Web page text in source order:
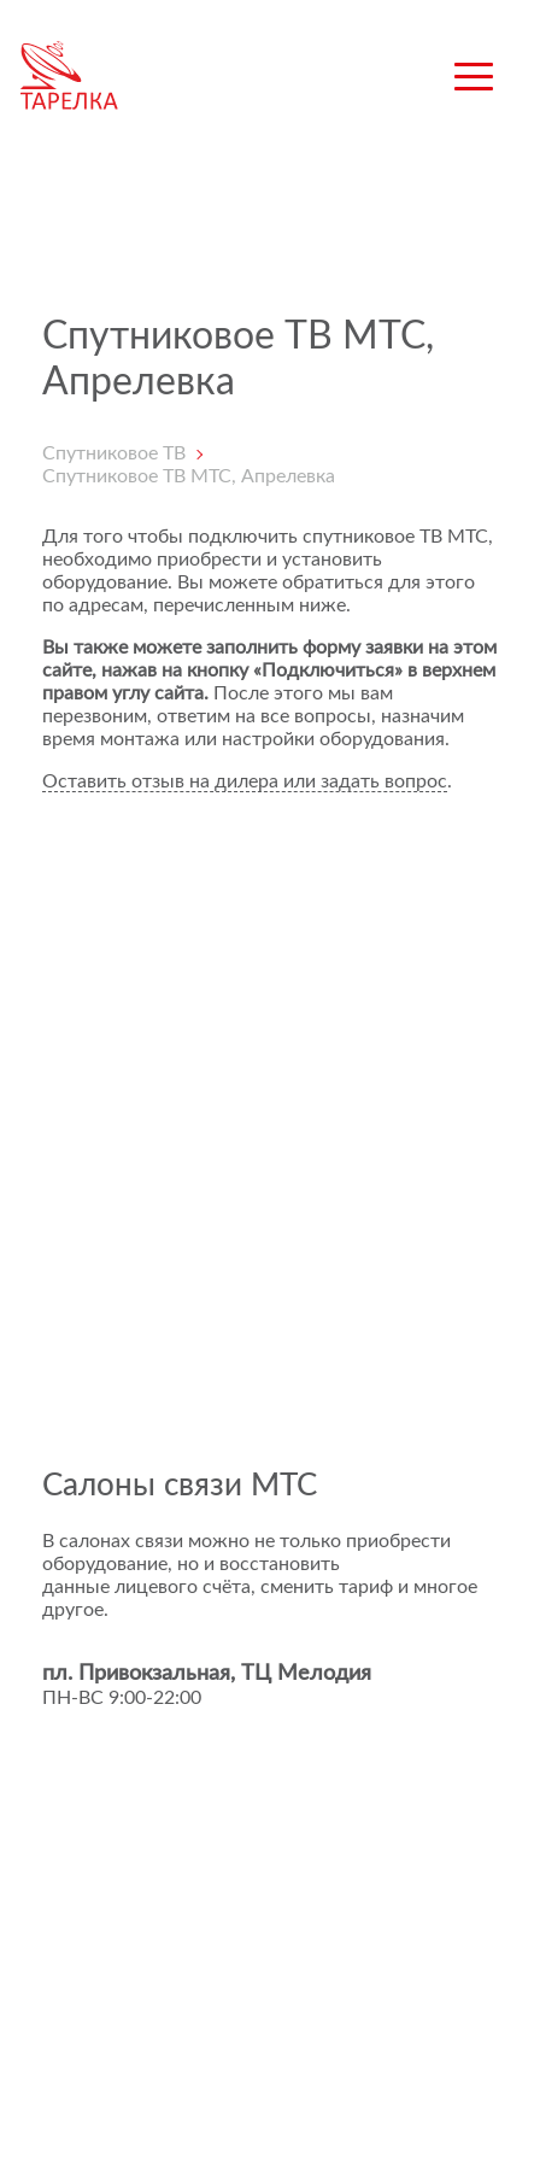
Спутниковое ТВ МТС,
Апрелевка
Спутниковое ТВ
Спутниковое ТВ МТС, Апрелевка
Для того чтобы подключить спутниковое ТВ МТС,
необходимо приобрести и установить
оборудование. Вы можете обратиться для этого
по адресам, перечисленным ниже.
Вы также можете заполнить форму заявки на этом
сайте, нажав на кнопку «Подключиться» в верхнем
правом углу сайта. После этого мы вам
перезвоним, ответим на все вопросы, назначим
время монтажа или настройки оборудования.
Оставить отзыв на дилера или задать вопрос.
Салоны связи МТС
В салонах связи можно не только приобрести
оборудование, но и восстановить
данные лицевого счёта, сменить тариф и многое
другое.
пл. Привокзальная, ТЦ Мелодия
ПН-ВС 9:00-22:00